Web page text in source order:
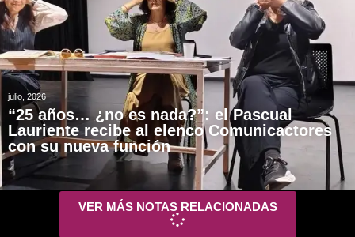
julio, 2026
“25 años… ¿no es nada?”: el Pascual
Lauriente recibe al elenco Comunicactores
con su nueva función
VER MÁS NOTAS RELACIONADAS